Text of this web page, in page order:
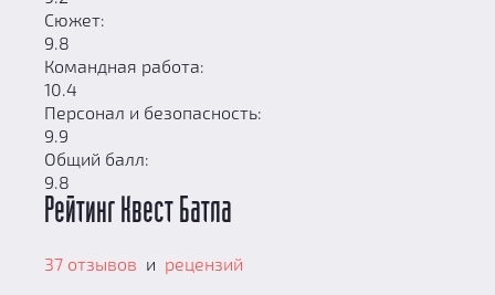
Сюжет:
9.8
Командная работа:
10.4
Персонал и безопасность:
9.9
Общий балл:
9.8
Рейтинг Квест Батла
37 отзывов и рецензий